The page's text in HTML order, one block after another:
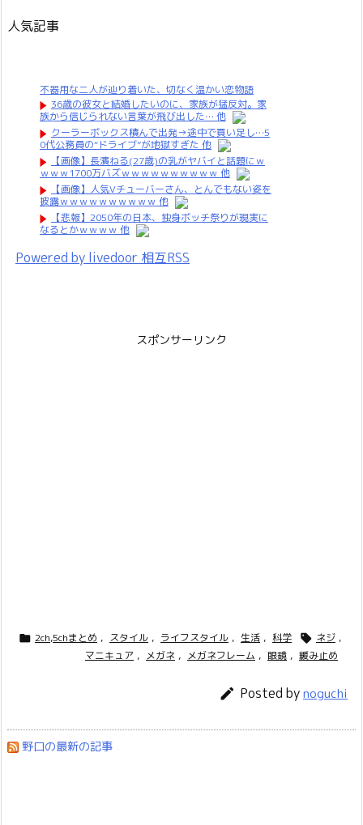
人気記事
不器用な二人が辿り着いた、切なく温かい恋物語
36歳の彼女と結婚したいのに、家族が猛反対。家
族から信じられない言葉が飛び出した… 他
クーラーボックス積んで出発→途中で買い足し…5
0代公務員の“ドライブ”が地獄すぎた 他
【画像】長濱ねる(27歳)の乳がヤバイと話題にｗ
ｗｗｗ1700万バズｗｗｗｗｗｗｗｗｗｗ 他
【画像】人気Vチューバーさん、とんでもない姿を
披露ｗｗｗｗｗｗｗｗｗｗ 他
【悲報】2050年の日本、独身ボッチ祭りが現実に
なるとかｗｗｗｗ 他
Powered by livedoor 相互RSS
スポンサーリンク
 2ch,5chまとめ , スタイル , ライフスタイル , 生活 , 科学  ネジ ,
マニキュア , メガネ , メガネフレーム , 眼鏡 , 緩み止め
 Posted bynoguchi
野口の最新の記事